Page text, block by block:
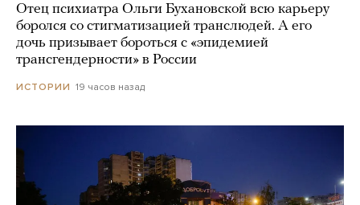
Отец психиатра Ольги Бухановской всю карьеру
боролся со стигматизацией транслюдей. А его
дочь призывает бороться с «эпидемией
трансгендерности» в России
ИСТОРИИ 19 часов назад